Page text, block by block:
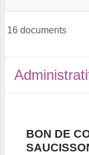
16 documents
BON DE